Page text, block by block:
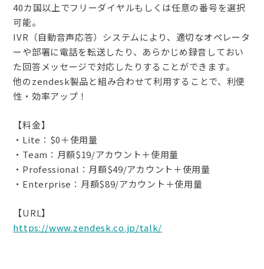
40カ国以上でフリーダイヤルもしくは任意の番号を選択
可能。
IVR（自動音声応答）システムにより、適切なオペレータ
ーや部署に電話を転送したり、あらかじめ録音しておい
た回答メッセージで対応したりすることができます。
他のzendesk製品と組み合わせて利用することで、利便
性・効率アップ！
【料金】
・Lite：$0＋使用量
・Team：月額$19/アカウント＋使用量
・Professional：月額$49/アカウント＋使用量
・Enterprise：月額$89/アカウント＋使用量
【URL】
https://www.zendesk.co.jp/talk/